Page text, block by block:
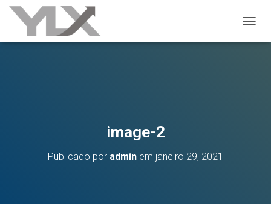
image-2
Publicado por admin em janeiro 29, 2021